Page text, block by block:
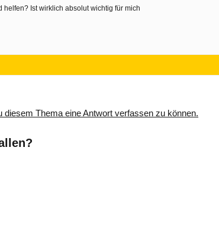
helfen? Ist wirklich absolut wichtig für mich
Thema eine Antwort verfassen zu können.